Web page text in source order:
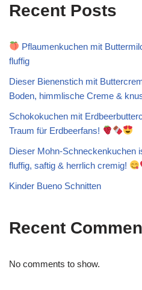
Recent Posts
Pflaumenkuchen mit
fluffig
Dieser Bienenstich mit
Boden, himmlische Creme &
Schokokuchen mit
Traum für Erdbeerfans!
Dieser Mohn-Schneckenkuchen
fluffig, saftig & herrlich cremig!
Kinder Bueno Schnitten
Recent
No comments to show.